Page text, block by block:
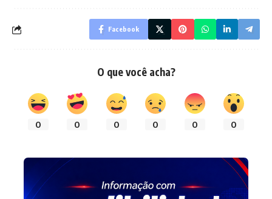
Facebook
O que você acha?
0 0 0 0 0 0